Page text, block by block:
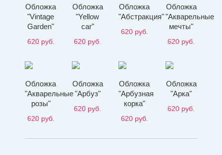
Обложка
"Vintage
Garden"
620 руб.
Обложка
"Yellow
car"
620 руб.
Обложка
"Абстракция"
620 руб.
Обложка
"Акварельные
мечты"
620 руб.
Обложка
"Акварельные
розы"
620 руб.
Обложка
"Арбуз"
620 руб.
Обложка
"Арбузная
корка"
620 руб.
Обложка
"Арка"
620 руб.